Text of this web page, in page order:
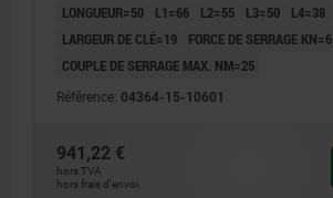
LONGUEUR=50
L1=66 L2=55 L3=50 L4=38
LARGEUR DE CLÉ=19
FORCE DE SERRAGE KN=6
COUPLE DE SERRAGE MAX. NM=25
Référence: 04364-15-10601
941,22 €
hors TVA
hors frais d’envoi